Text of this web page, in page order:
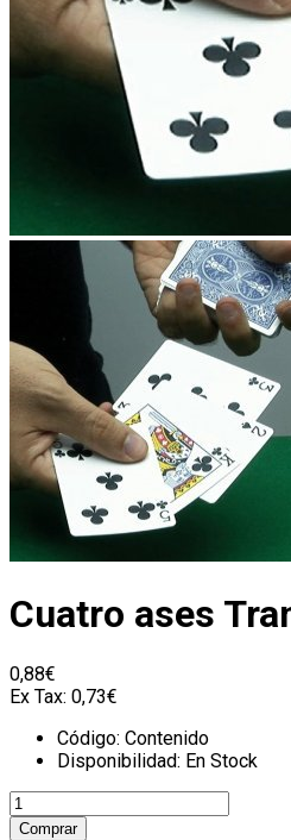
Cuatro ases
0,88€
Ex Tax: 0,73€
Código: Contenido
Disponibilidad: En Stock